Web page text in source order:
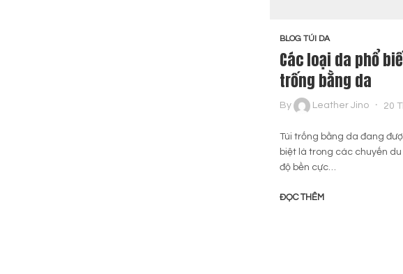
BLOG TÚI DA
Các loại da phổ
trống bằng da
By Leather Jino 20
Túi trống bằng da đang
biệt là trong các chuyến
độ bền cực…
ĐỌC THÊM